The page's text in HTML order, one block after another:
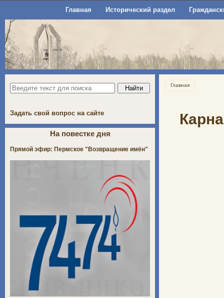
Главная Исторический раздел
Главная
Задать свой вопрос на сайте
На повестке дня
Прямой эфир: Пермское "Возвращение имён"